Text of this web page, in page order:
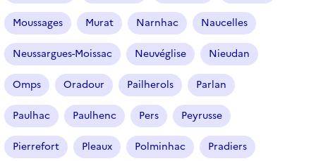
Moussages Murat Narnhac Naucelles
Neussargues-Moissac Neuvéglise Nieudan
Omps Oradour Pailherols Parlan
Paulhac Paulhenc Pers Peyrusse
Pierrefort Pleaux Polminhac Pradiers